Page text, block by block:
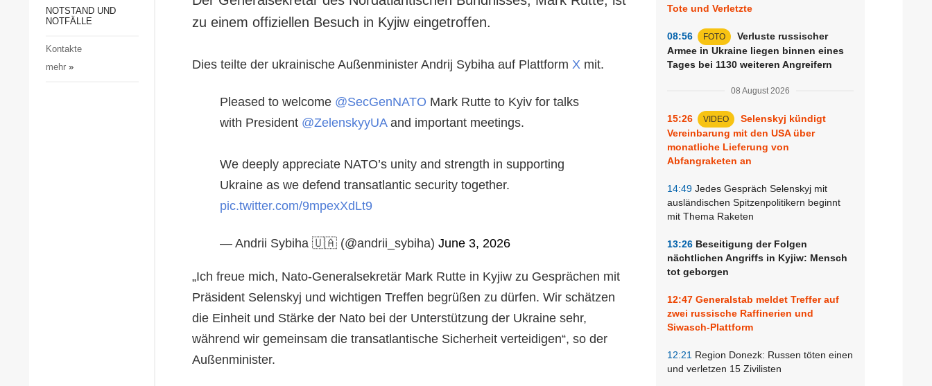
Gesellschaft und Kultur
NOTSTAND UND
NOTFÄLLE
Kontakte
mehr»
Tote und Verletzte
08:56 FOTO
Verluste russischer
Armee in Ukraine liegen binnen eines
Tages bei 1130 weiteren Angreifern
08 August 2026
15:26 VIDEO
Selenskyj kündigt
Vereinbarung mit den USA über
monatliche Lieferung von
Abfangraketen an
14:49 Jedes Gespräch Selenskyj mit
ausländischen Spitzenpolitikern beginnt
mit Thema Raketen
13:26 Beseitigung der Folgen
nächtlichen Angriffs in Kyjiw: Mensch
tot geborgen
12:47 Generalstab meldet Treffer auf
zwei russische Raffinerien und
Siwasch-Plattform
12:21 Region Donezk: Russen töten einen
und verletzen 15 Zivilisten
zu einem offiziellen Besuch in Kyjiw eingetroffen.
Dies teilte der ukrainische Außenminister Andrij Sybiha auf Plattform X mit.
Pleased to welcome @SecGenNATO Mark Rutte to Kyiv for talks
with President @ZelenskyyUAand important meetings.
We deeply appreciate NATO’s unity and strength in supporting
Ukraine as we defend transatlantic security together.
pic.twitter.com/9mpexXdLt9
— Andrii Sybiha 🇺🇦 (@andrii_sybiha) June 3, 2026
„Ich freue mich, Nato-Generalsekretär Mark Rutte in Kyjiw zu Gesprächen mit
Präsident Selenskyj und wichtigen Treffen begrüßen zu dürfen. Wir schätzen
die Einheit und Stärke der Nato bei der Unterstützung der Ukraine sehr,
während wir gemeinsam die transatlantische Sicherheit verteidigen“, so der
Außenminister.